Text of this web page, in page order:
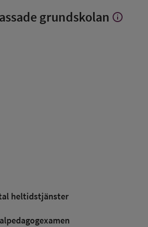
grundskolan Visa
info
heltidstjänster